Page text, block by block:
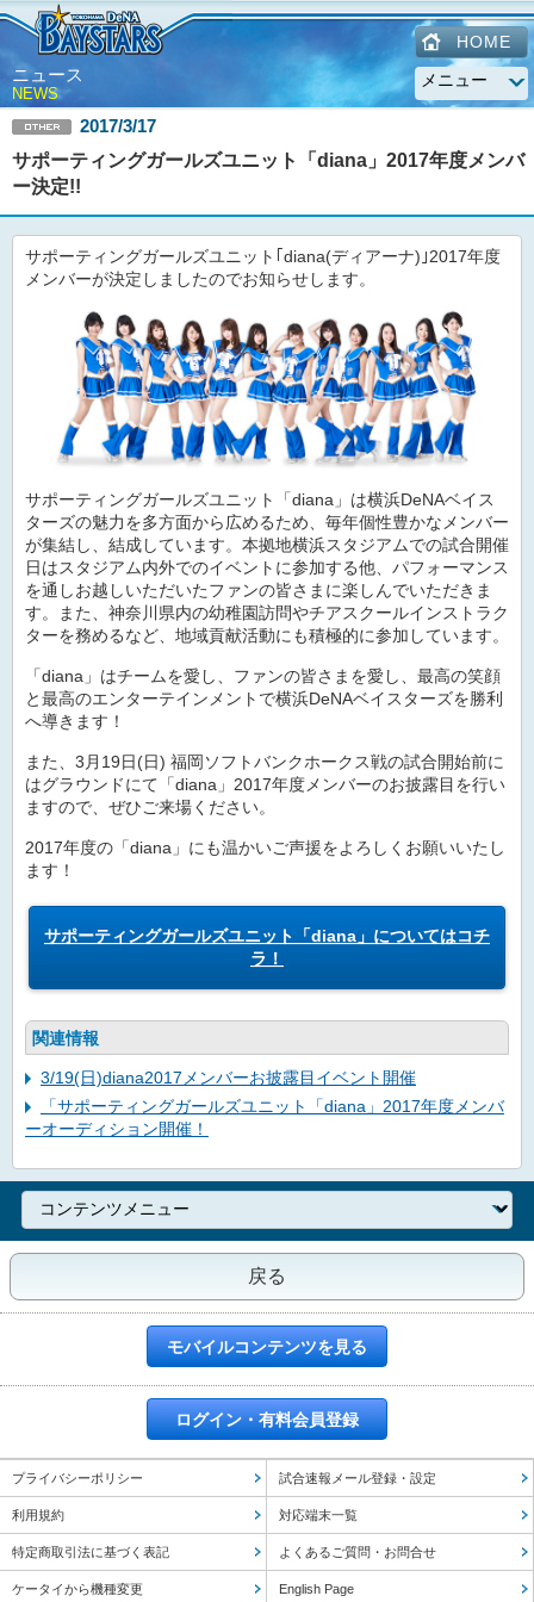
HOME
ニュース
NEWS
2017/3/17
サポーティングガールズユニット「diana」2017年度メンバ
ー決定!!
サポーティングガールズユニット｢diana(ディアーナ)｣2017年度
メンバーが決定しましたのでお知らせします。
サポーティングガールズユニット「diana」は横浜DeNAベイス
ターズの魅力を多方面から広めるため、毎年個性豊かなメンバー
が集結し、結成しています。本拠地横浜スタジアムでの試合開催
日はスタジアム内外でのイベントに参加する他、パフォーマンス
を通しお越しいただいたファンの皆さまに楽しんでいただきま
す。また、神奈川県内の幼稚園訪問やチアスクールインストラク
ターを務めるなど、地域貢献活動にも積極的に参加しています。
「diana」はチームを愛し、ファンの皆さまを愛し、最高の笑顔
と最高のエンターテインメントで横浜DeNAベイスターズを勝利
へ導きます！
また、3月19日(日) 福岡ソフトバンクホークス戦の試合開始前に
はグラウンドにて「diana」2017年度メンバーのお披露目を行い
ますので、ぜひご来場ください。
2017年度の「diana」にも温かいご声援をよろしくお願いいたし
ます！
サポーティングガールズユニット「diana」についてはコチ
ラ！
関連情報
3/19(日)diana2017メンバーお披露目イベント開催
「サポーティングガールズユニット「diana」2017年度メンバ
ーオーディション開催！
戻る
モバイルコンテンツを見る
ログイン・有料会員登録
プライバシーポリシー 試合速報メール登録・設定
利用規約 対応端末一覧
特定商取引法に基づく表記 よくあるご質問・お問合せ
ケータイから機種変更 English Page